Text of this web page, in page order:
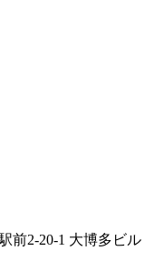
前2-20-1 大博多ビル